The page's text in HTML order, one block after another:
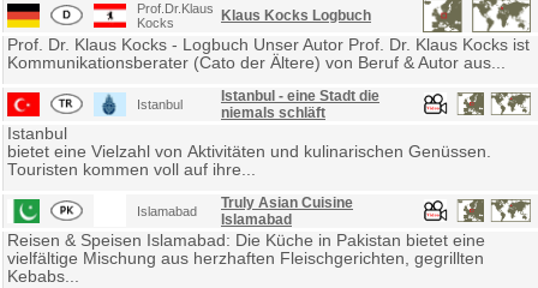
Prof.Dr.Klaus
Kocks
Klaus Kocks Logbuch
Prof. Dr. Klaus Kocks - Logbuch Unser Autor Prof. Dr. Klaus Kocks ist
Kommunikationsberater (Cato der Ältere) von Beruf & Autor aus...
Istanbul
Istanbul - eine Stadt die
niemals schläft
Istanbul
bietet eine Vielzahl von Aktivitäten und kulinarischen Genüssen.
Touristen kommen voll auf ihre...
Islamabad
Truly Asian Cuisine
Islamabad
Reisen & Speisen Islamabad: Die Küche in Pakistan bietet eine
vielfältige Mischung aus herzhaften Fleischgerichten, gegrillten
Kebabs...